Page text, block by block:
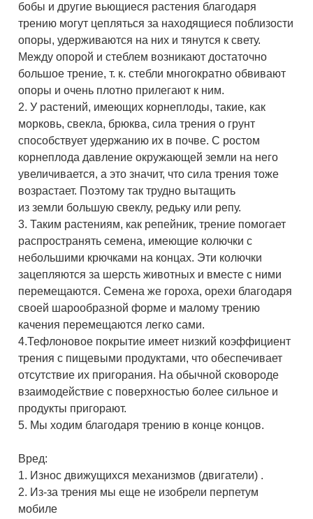
бобы и другие вьющиеся растения благодаря
трению могут цепляться за находящиеся поблизости
опоры, удерживаются на них и тянутся к свету.
Между опорой и стеблем возникают достаточно
большое трение, т. к. стебли многократно обвивают
опоры и очень плотно прилегают к ним.
2. У растений, имеющих корнеплоды, такие, как
морковь, свекла, брюква, сила трения о грунт
способствует удержанию их в почве. С ростом
корнеплода давление окружающей земли на него
увеличивается, а это значит, что сила трения тоже
возрастает. Поэтому так трудно вытащить
из земли большую свеклу, редьку или репу.
3. Таким растениям, как репейник, трение помогает
распространять семена, имеющие колючки с
небольшими крючками на концах. Эти колючки
зацепляются за шерсть животных и вместе с ними
перемещаются. Семена же гороха, орехи благодаря
своей шарообразной форме и малому трению
качения перемещаются легко сами.
4.Тефлоновое покрытие имеет низкий коэффициент
трения с пищевыми продуктами, что обеспечивает
отсутствие их пригорания. На обычной сковороде
взаимодействие с поверхностью более сильное и
продукты пригорают.
5. Мы ходим благодаря трению в конце концов.
Вред:
1. Износ движущихся механизмов (двигатели) .
2. Из-за трения мы еще не изобрели перпетум
мобиле